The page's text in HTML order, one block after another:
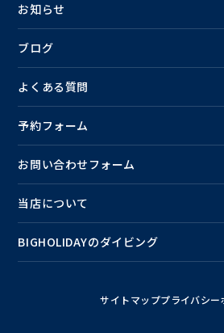
お知らせ
ブログ
よくある質問
予約フォーム
お問い合わせフォーム
当店について
BIGHOLIDAYのダイビング
サイトマッププライバシー